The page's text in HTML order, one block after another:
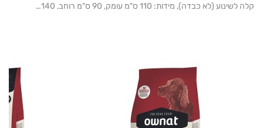
(לא כבדה), מידות: 110 ס"מ עומק, 90 ס"מ רוחב, 140…